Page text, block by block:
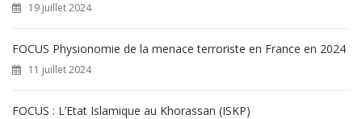
19 juillet 2024
FOCUS Physionomie de la menace terroriste en France en 2024
11 juillet 2024
FOCUS : L’Etat Islamique au Khorassan (ISKP)